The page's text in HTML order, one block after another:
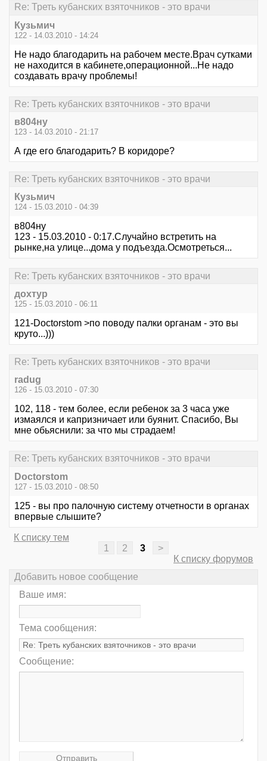
Re: Треть кубанских взяточников - это врачи
Кузьмич
122 - 14.03.2010 - 14:24
Не надо благодарить на рабочем месте.Врач сутками
не находится в кабинете,операционной...Не надо
создавать врачу проблемы!
Re: Треть кубанских взяточников - это врачи
в804ну
123 - 14.03.2010 - 21:17
А где его благодарить? В коридоре?
Re: Треть кубанских взяточников - это врачи
Кузьмич
124 - 15.03.2010 - 04:39
в804ну
123 - 15.03.2010 - 0:17.Случайно встретить на
рынке,на улице...дома у подъезда.Осмотреться...
Re: Треть кубанских взяточников - это врачи
дохтур
125 - 15.03.2010 - 06:11
121-Doctorstom >по поводу палки органам - это вы
круто...)))
Re: Треть кубанских взяточников - это врачи
radug
126 - 15.03.2010 - 07:30
102, 118 - тем более, если ребенок за 3 часа уже
измаялся и капризничает или буянит. Спасибо, Вы
мне обьяснили: за что мы страдаем!
Re: Треть кубанских взяточников - это врачи
Doctorstom
127 - 15.03.2010 - 08:50
125 - вы про палочную систему отчетности в органах
впервые слышите?
К списку тем
1
2 3
>
К списку форумов
Добавить новое сообщение
Ваше имя:
Тема сообщения:
Сообщение: